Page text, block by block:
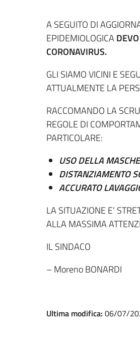
A SEGUITO DI
EPIDEMIOLOGICA
CORONAVIRUS.
GLI SIAMO VICINI E
ATTUALMENTE LA
RACCOMANDO LA
REGOLE DI
PARTICOLARE:
USO DELLA
DISTANZIAMENTO
ACCURATO
LA SITUAZIONE E’
ALLA MASSIMA
IL SINDACO
– Moreno BONARDI
Ultima modifica: 06/07/